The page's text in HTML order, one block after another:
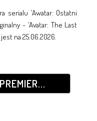
serialu 'Awatar: Ostatni
- 'Avatar: The Last
na 25.06.2026.